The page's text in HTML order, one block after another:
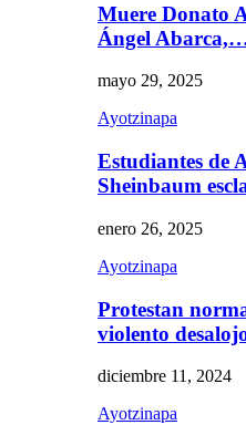
Muere Donato
Ángel
mayo 29, 2025
Ayotzinapa
Estudiantes de
Sheinbaum
enero 26, 2025
Ayotzinapa
Protestan
violento
diciembre 11, 2024
Ayotzinapa